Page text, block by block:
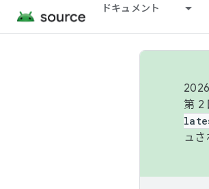
ドキュメント
第 2
ュ